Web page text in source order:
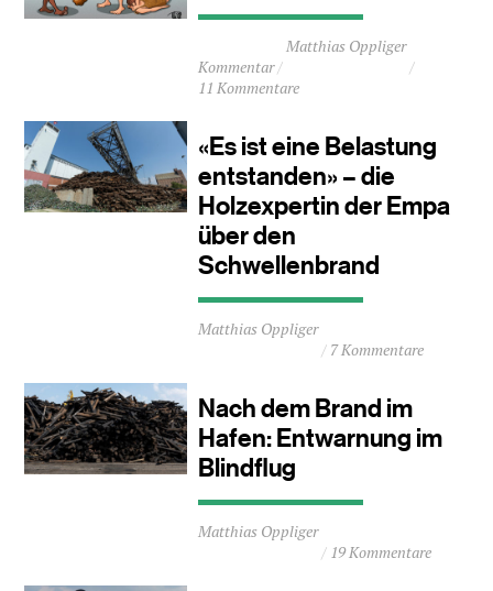
Durchschnittliche
ca.
1
Kommentar
Matthias Oppliger
11 Kommentare
«Es ist eine Belastung
entstanden» – die
Holzexpertin der Empa
über den
Schwellenbrand
Durchschnittliche
Lesezeit
Minuten
Matthias Oppliger
7 Kommentare
Nach dem Brand im
Hafen: Entwarnung im
Blindflug
Durchschnittliche
Lesezeit
Matthias Oppliger
19 Kommentare